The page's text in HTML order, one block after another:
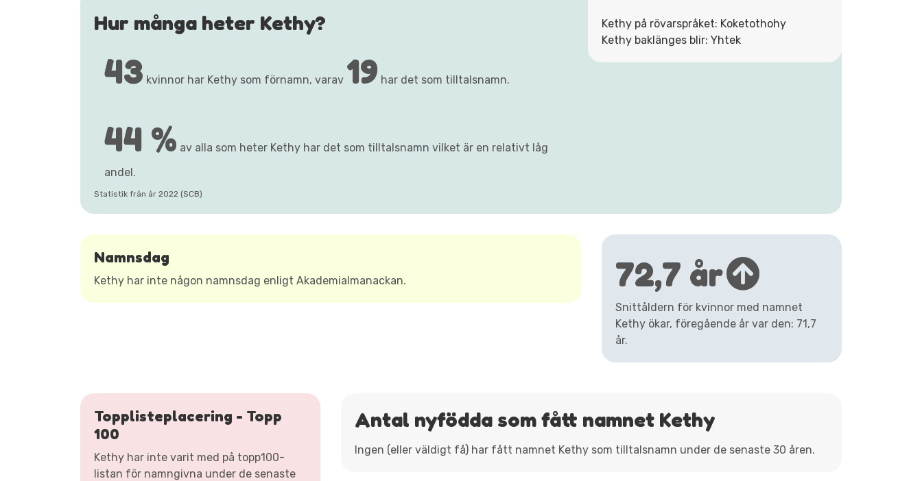
Kethy på rövarspråket: Koketothohy
Kethy baklänges blir: Yhtek
Hur många heter Kethy?
43 kvinnor har Kethy som förnamn, varav 19 har det som tilltalsnamn.
44 % av alla som heter Kethy har det som tilltalsnamn vilket är en relativt låg
andel.
Statistik från år 2022 (SCB)
Namnsdag
Kethy har inte någon namnsdag enligt Akademialmanackan. 72,7 år
Snittåldern för kvinnor med namnet
Kethy ökar, föregående år var den: 71,7
år.
Topplisteplacering - Topp
100
Kethy har inte varit med på topp100-
listan för namngivna under de senaste
Antal nyfödda som fått namnet Kethy
Ingen (eller väldigt få) har fått namnet Kethy som tilltalsnamn under de senaste 30 åren.